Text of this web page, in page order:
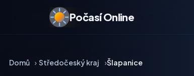
Počasí Online
Domů Středočeský kraj Šlapanice